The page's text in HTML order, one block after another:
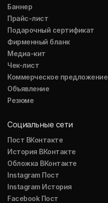
Баннер
Прайс-лист
Подарочный сертификат
Фирменный бланк
Медиа-кит
Чек-лист
Коммерческое предложение
Объявление
Резюме
Социальные сети
Пост ВКонтакте
История ВКонтакте
Обложка ВКонтакте
Instagram Пост
Instagram История
Facebook Пост